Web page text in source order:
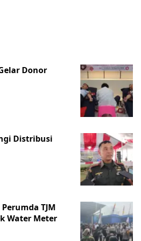
Donor
Distribusi
TJM
Water Meter